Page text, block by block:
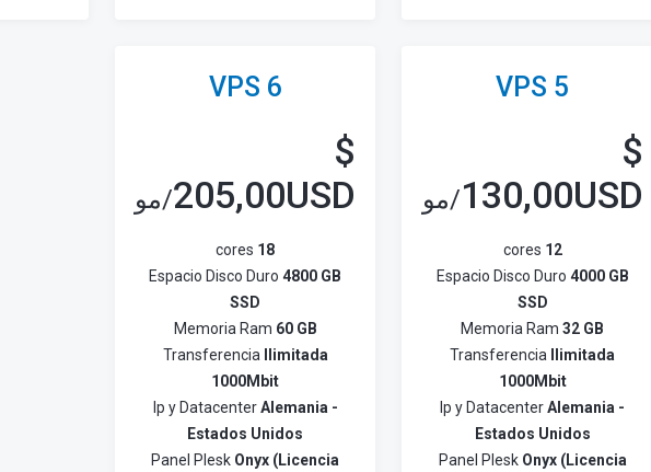
VPS 5
$
130,00USD/مو
cores 12
Espacio Disco Duro 4000 GB
SSD
Memoria Ram 32 GB
Transferencia
Ilimitada
1000Mbit
Ip y DatacenterAlemania -
Estados Unidos
Panel Plesk Onyx (Licencia
VPS 6
$
205,00USD/مو
cores 18
Espacio Disco Duro 4800 GB
SSD
Memoria Ram 60 GB
Transferencia
Ilimitada
1000Mbit
Ip y DatacenterAlemania -
Estados Unidos
Panel Plesk Onyx (Licencia